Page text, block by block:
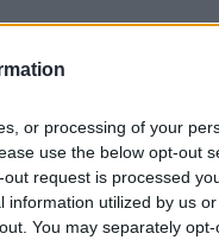
or processing of your
use the below opt-out
request is processed
utilized by us
You may separately
szentkirályi alexandra
intézetből, a